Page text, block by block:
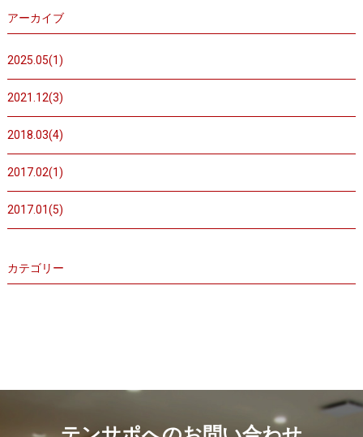
アーカイブ
2025.05(1)
2021.12(3)
2018.03(4)
2017.02(1)
2017.01(5)
カテゴリー